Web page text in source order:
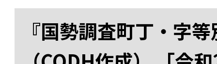
『国勢調査町丁・字